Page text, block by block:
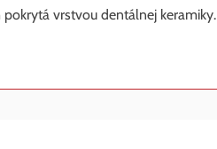
vrstvou dentálnej keramiky.